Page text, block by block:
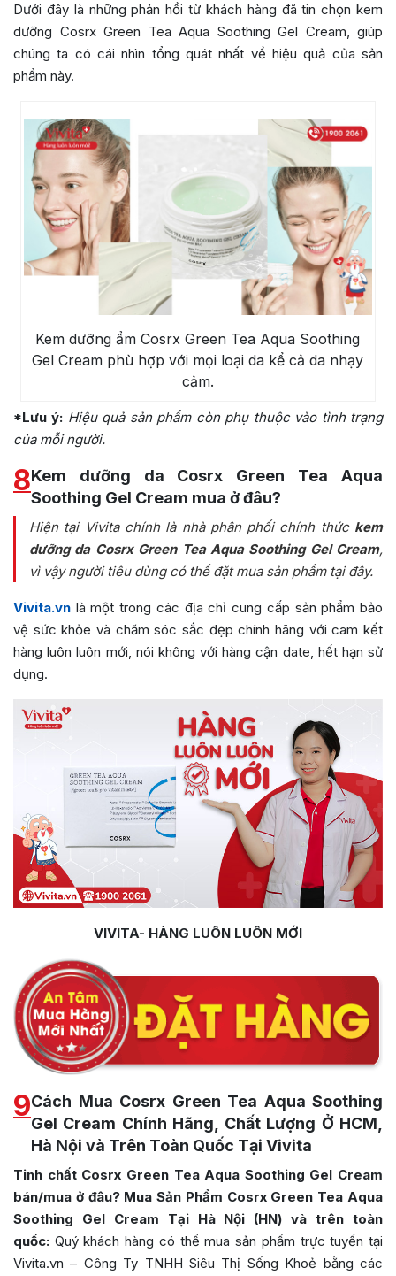
Dưới đây là những phản hồi từ khách hàng đã tin chọn kem
dưỡng Cosrx Green Tea Aqua Soothing Gel Cream, giúp
chúng ta có cái nhìn tổng quát nhất về hiệu quả của sản
phẩm này.
Kem dưỡng ẩm Cosrx Green Tea Aqua Soothing
Gel Cream phù hợp với mọi loại da kể cả da nhạy
cảm.
*Lưu ý: Hiệu quả sản phẩm còn phụ thuộc vào tình trạng
của mỗi người.
8Kem dưỡng da Cosrx Green Tea Aqua
Soothing Gel Cream mua ở đâu?
Hiện tại Vivita chính là nhà phân phối chính thức kem
dưỡng da Cosrx Green Tea Aqua Soothing Gel Cream,
vì vậy người tiêu dùng có thể đặt mua sản phẩm tại đây.
Vivita.vn là một trong các địa chỉ cung cấp sản phẩm bảo
vệ sức khỏe và chăm sóc sắc đẹp chính hãng với cam kết
hàng luôn luôn mới, nói không với hàng cận date, hết hạn sử
dụng.
VIVITA- HÀNG LUÔN LUÔN MỚI
9Cách Mua Cosrx Green Tea Aqua Soothing
Gel Cream Chính Hãng, Chất Lượng Ở HCM,
Hà Nội và Trên Toàn Quốc Tại Vivita
Tinh chất Cosrx Green Tea Aqua Soothing Gel Cream
bán/mua ở đâu? Mua Sản Phẩm Cosrx Green Tea Aqua
Soothing Gel Cream Tại Hà Nội (HN) và trên toàn
quốc: Quý khách hàng có thể mua sản phẩm trực tuyến tại
Vivita.vn – Công Ty TNHH Siêu Thị Sống Khoẻ bằng các